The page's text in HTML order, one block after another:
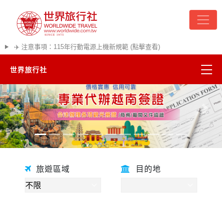
✈️ 注意事項：115年行動電源上機新規範 (點擊查看)
世界旅行社
精彩越南
熱門韓國
超夯日本
往前 往後
旅遊區域 目的地